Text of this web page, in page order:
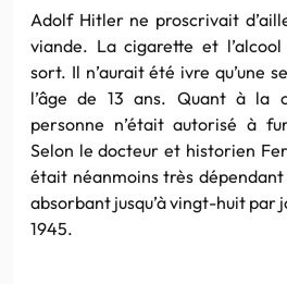
Adolf Hitlerne proscrivait
viande. La cigarette et
sort. Il n’aurait été ivre qu’une
l’âge de 13 ans. Quantà la
personne n’était autorisé à
Selon le docteur et historien
était néanmoins très
absorbant jusqu’à vingt-huit par
1945.